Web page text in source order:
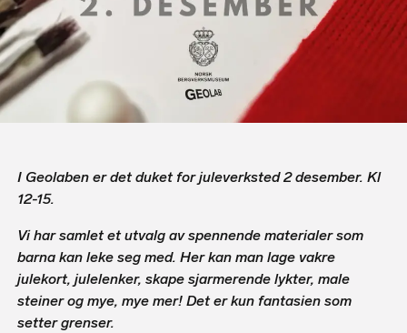
I Geolaben er det duket for juleverksted 2 desember. Kl
12-15.
Vi har samlet et utvalg av spennende materialer som
barna kan leke seg med. Her kan man lage vakre
julekort, julelenker, skape sjarmerende lykter, male
steiner og mye, mye mer! Det er kun fantasien som
setter grenser.